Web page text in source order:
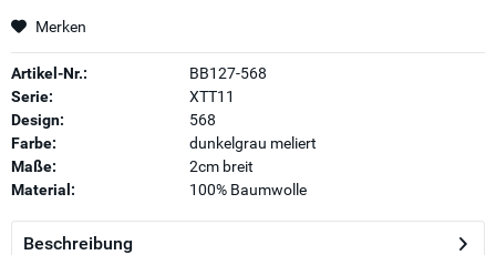
Merken
Artikel-Nr.:
BB127-568
Serie:
XTT11
Design:
568
Farbe:
dunkelgrau meliert
Maße:
2cm breit
Material:
100% Baumwolle
Beschreibung